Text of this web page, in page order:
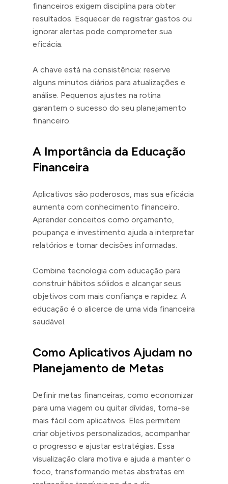
financeiros exigem disciplina para obter
resultados. Esquecer de registrar gastos ou
ignorar alertas pode comprometer sua
eficácia.
A chave está na consistência: reserve
alguns minutos diários para atualizações e
análise. Pequenos ajustes na rotina
garantem o sucesso do seu planejamento
financeiro.
A Importância da Educação
Financeira
Aplicativos são poderosos, mas sua eficácia
aumenta com conhecimento financeiro.
Aprender conceitos como orçamento,
poupança e investimento ajuda a interpretar
relatórios e tomar decisões informadas.
Combine tecnologia com educação para
construir hábitos sólidos e alcançar seus
objetivos com mais confiança e rapidez. A
educação é o alicerce de uma vida financeira
saudável.
Como Aplicativos Ajudam no
Planejamento de Metas
Definir metas financeiras, como economizar
para uma viagem ou quitar dívidas, torna-se
mais fácil com aplicativos. Eles permitem
criar objetivos personalizados, acompanhar
o progresso e ajustar estratégias. Essa
visualização clara motiva e ajuda a manter o
foco, transformando metas abstratas em